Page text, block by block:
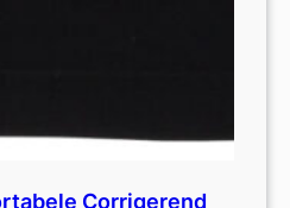
Corrigerend